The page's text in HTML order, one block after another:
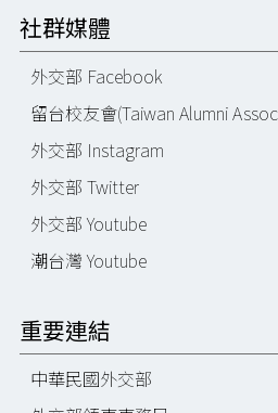
社群媒體
外交部 Facebook
留台校友會(Taiwan Alumni
外交部 Instagram
外交部 Twitter
外交部 Youtube
潮台灣 Youtube
重要連結
中華民國外交部